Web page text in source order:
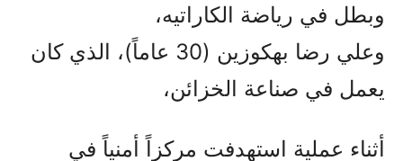
وبطل في رياضة الكاراتيه،
وعلي رضا بهكوزين (30 عاماً)، الذي كان
يعمل في صناعة الخزائن،
أثناء عملية استهدفت مركزاً أمنياً في